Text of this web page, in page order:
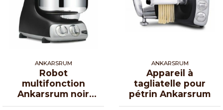
ANKARSRUM
Robot
multifonction
Ankarsrum noir
mat
ANKARSRUM
Appareil à
tagliatelle pour
pétrin Ankarsrum